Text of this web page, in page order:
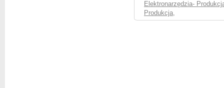
Elektronarzędzia-
Produkcja,